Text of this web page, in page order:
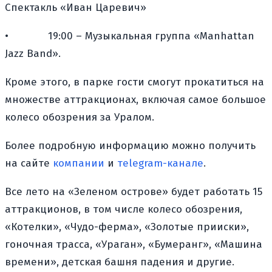
Спектакль «Иван Царевич»
•
19:00 – Музыкальная группа «Manhattan
Jazz Band».
Кроме этого, в парке гости смогут прокатиться на
множестве аттракционах, включая самое большое
колесо обозрения за Уралом.
Более подробную информацию можно получить
на сайте компании и тelegram-канале.
Все лето на «Зеленом острове» будет работать 15
аттракционов, в том числе колесо обозрения,
«Котелки», «Чудо-ферма», «Золотые прииски»,
гоночная трасса, «Ураган», «Бумеранг», «Машина
времени», детская башня падения и другие.